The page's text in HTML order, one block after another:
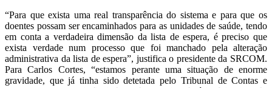
“Para que exista uma real transparência do sistema e para que os
doentes possam ser encaminhados para as unidades de saúde, tendo
em conta a verdadeira dimensão da lista de espera, é preciso que
exista verdade num processo que foi manchado pela alteração
administrativa da lista de espera”, justifica o presidente da SRCOM.
Para Carlos Cortes, “estamos perante uma situação de enorme
gravidade, que já tinha sido detetada pelo Tribunal de Contas e